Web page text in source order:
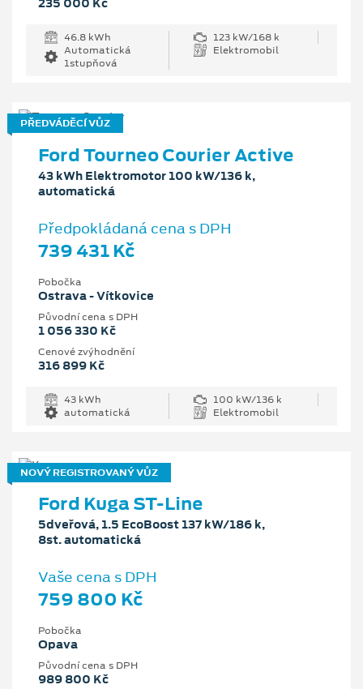
46.8 kWh
123 kW/168 k
Automatická
1stupňová
Elektromobil
PŘEDVÁDĚCÍ VŮZ
Ford Tourneo Courier Active
43 kWh Elektromotor 100 kW/136 k,
automatická
Předpokládaná cena s DPH
739 431 Kč
Pobočka
Ostrava - Vítkovice
Původní cena s DPH
1 056 330 Kč
Cenové zvýhodnění
316 899 Kč
43 kWh
100 kW/136 k
automatická
Elektromobil
NOVÝ REGISTROVANÝ VŮZ
Ford Kuga ST-Line
5dveřová, 1.5 EcoBoost 137 kW/186 k,
8st. automatická
Vaše cena s DPH
759 800 Kč
Pobočka
Opava
Původní cena s DPH
989 800 Kč